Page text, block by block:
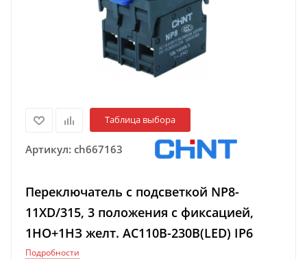
Таблица выбора
Артикул: ch667163
Переключатель с подсветкой NP8-
11XD/315, 3 положения с фиксацией,
1НО+1НЗ желт. AC110В-230В(LED) IP6
Подробности